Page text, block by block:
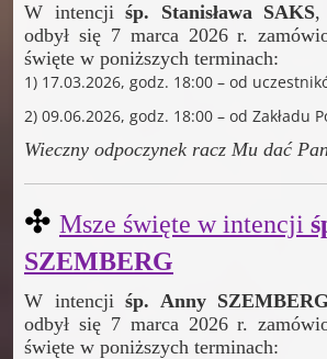
W intencji śp. Stanisława SAKS,
odbył się 7 marca 2026 r.
święte w poniższych terminach:
1) 17.03.2026, godz. 18:00 – od
2) 09.06.2026, godz. 18:00 – od Zakładu
Wieczny odpoczynek racz Mu dać
✣ Msze święte w intencji
SZEMBERG
W intencji śp. Anny
odbył się 7 marca 2026 r.
święte w poniższych terminach: